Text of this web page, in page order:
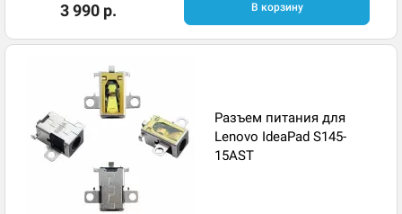
3 990 р. В корзину
Разъем питания для
Lenovo IdeaPad S145-
15AST